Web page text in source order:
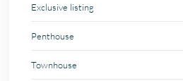
Exclusive listing
Penthouse
Townhouse